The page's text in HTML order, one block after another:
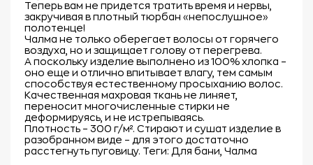
Теперь вам не придется тратить время и нервы,
закручивая в плотный тюрбан «непослушное»
полотенце!
Чалма не только оберегает волосы от горячего
воздуха, но и защищает голову от перегрева.
А поскольку изделие выполнено из 100% хлопка –
оно еще и отлично впитывает влагу, тем самым
способствуя естественному просыханию волос.
Качественная махровая ткань не линяет,
переносит многочисленные стирки не
деформируясь, и не истрепываясь.
Плотность – 300 г/м². Стирают и сушат изделие в
разобранном виде – для этого достаточно
расстегнуть пуговицу. Теги: Для бани, Чалма